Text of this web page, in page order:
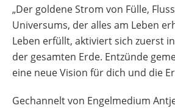
„Der goldene Strom von Fülle,
Universums, der alles am Leben
Leben erfüllt, aktiviert sich zuerst
der gesamten Erde. Entzünde
eine neue Vision für dich und die
Gechannelt von Engelmedium